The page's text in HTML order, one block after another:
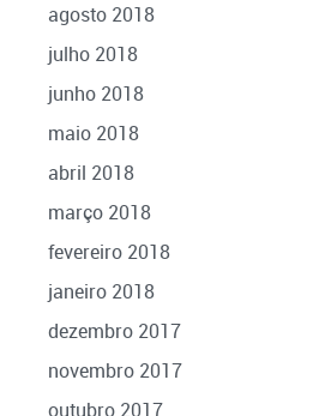
agosto 2018
julho 2018
junho 2018
maio 2018
abril 2018
março 2018
fevereiro 2018
janeiro 2018
dezembro 2017
novembro 2017
outubro 2017